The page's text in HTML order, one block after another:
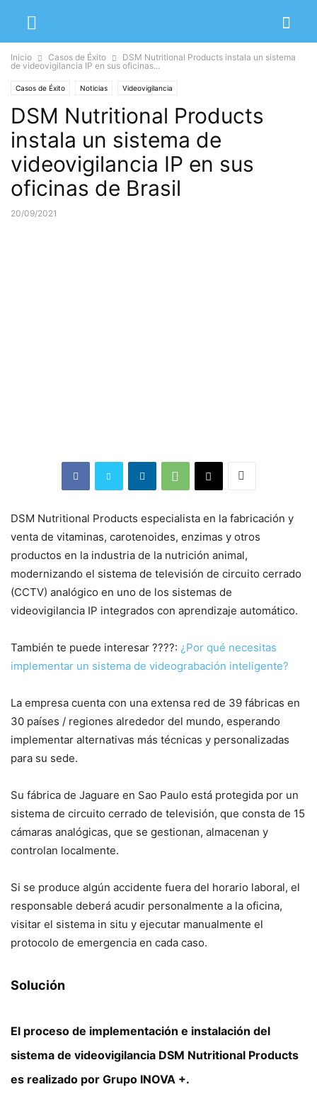
Inicio Casos de Éxito
DSM Nutritional Products instala un sistema
de videovigilancia IP en sus oficinas...
Casos de Éxito Noticias Videovigilancia
DSM Nutritional Products
instala un sistema de
videovigilancia IP en sus
oficinas de Brasil
20/09/2021
DSM Nutritional Products especialista en la fabricación y
venta de vitaminas, carotenoides, enzimas y otros
productos en la industria de la nutrición animal,
modernizando el sistema de televisión de circuito cerrado
(CCTV) analógico en uno de los sistemas de
videovigilancia IP integrados con aprendizaje automático.
También te puede interesar ????: ¿Por qué necesitas
implementar un sistema de videograbación inteligente?
La empresa cuenta con una extensa red de 39 fábricas en
30 países / regiones alrededor del mundo, esperando
implementar alternativas más técnicas y personalizadas
para su sede.
Su fábrica de Jaguare en Sao Paulo está protegida por un
sistema de circuito cerrado de televisión, que consta de 15
cámaras analógicas, que se gestionan, almacenan y
controlan localmente.
Si se produce algún accidente fuera del horario laboral, el
responsable deberá acudir personalmente a la oficina,
visitar el sistema in situ y ejecutar manualmente el
protocolo de emergencia en cada caso.
Solución
El proceso de implementación e instalación del
sistema de videovigilancia DSM Nutritional Products
es realizado por Grupo INOVA +.